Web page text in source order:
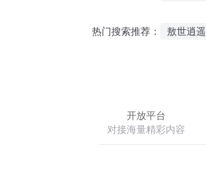
热门搜索推荐： 敖世逍
开放平台
对接海量精彩内容